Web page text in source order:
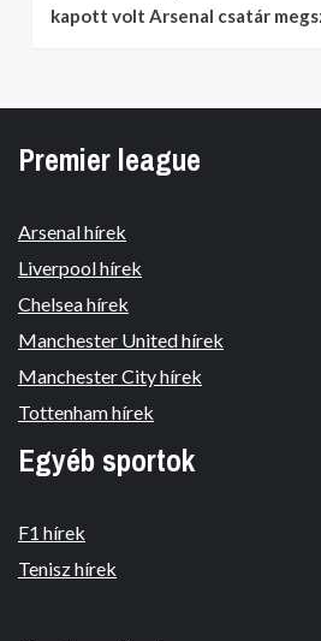
kapott volt Arsenal csatár
Premier league
Arsenal hírek
Liverpool hírek
Chelsea hírek
Manchester United hírek
Manchester City hírek
Tottenham hírek
Egyéb sportok
F1 hírek
Tenisz hírek